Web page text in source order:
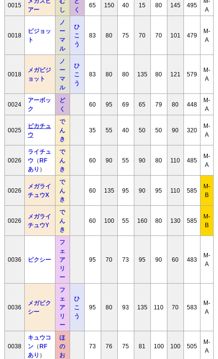
0015
アー
し
く
65 150 40 15 80 145 495
A
0018
ピジョッ
ト
ノ
ー
マ
ル
ひ
こ
う
83 80 75 70 70 101 479
M-
A
0018
メガピジ
ョット
ノ
ー
マ
ル
ひ
こ
う
83 80 80 135 80 121 579
M-
A
0024
アーボッ
ク
ど
く
60 95 69 65 79 80 448
M-
A
0025
ピカチュ
ウ
で
ん
き
35 55 40 50 50 90 320
M-
A
0026
ライチュ
ウ （ RF
あり ）
で
ん
き
60 90 55 90 80 110 485
M-
A
0026
メガライ
チュウX
で
ん
き
60 135 95 90 95 110 585
M-
B
0026
メガライ
チュウY
で
ん
き
60 100 55 160 80 130 585
M-
B
0036 ピクシー
フ
ェ
ア
リ
ー
95 70 73 95 90 60 483
M-
A
0036
メガピク
シー
フ
ェ
ア
リ
ー
ひ
こ
う
95 80 93 135 110 70 583
M-
A
0038
キュウコ
ン（ RF
あり ）
ほ
の
お
73 76 75 81 100 100 505
M-
A